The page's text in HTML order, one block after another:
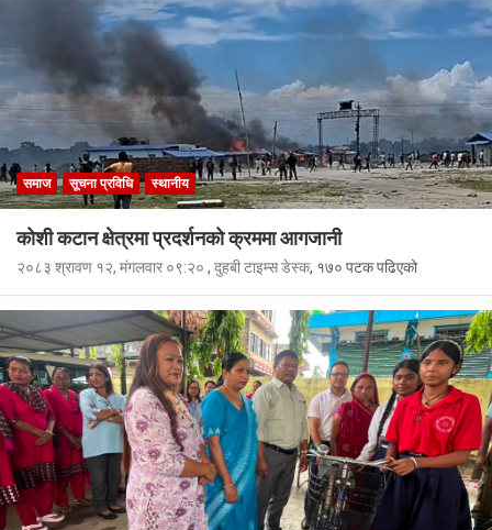
समाज सूचना प्रविधि स्थानीय
कोशी कटान क्षेत्रमा प्रदर्शनको क्रममा आगजानी
२०८३ श्रावण १२, मंगलवार ०९:२० , दुहबी टाइम्स डेस्क, १७० पटक पढिएको